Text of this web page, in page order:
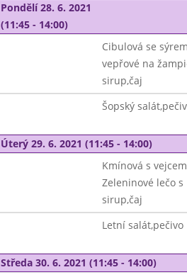
Pondělí 28. 6. 2021
(11:45 - 14:00)
Cibulová se
vepřové na
sirup,čaj
Šopský
Úterý 29. 6. 2021 (11:45 - 14:00)
Kmínová s vejcem
Zeleninové lečo
sirup,čaj
Letní salát,pečivo
Středa 30. 6. 2021 (11:45 - 14:00)